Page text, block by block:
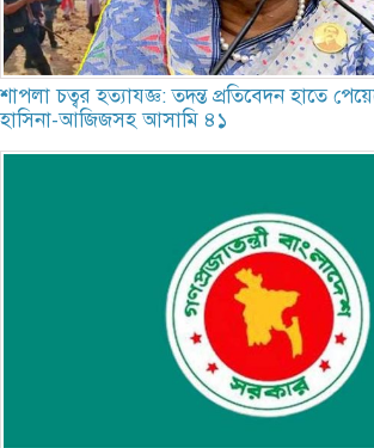
শাপলা চত্বর হত্যাযজ্ঞ: তদন্ত প্রতিবেদন হাতে
হাসিনা-আজিজসহ আসামি ৪১